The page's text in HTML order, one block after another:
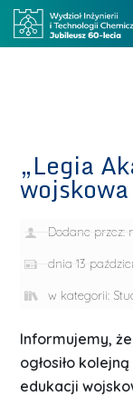
„Legia
Dodane przez:
dnia 13
w kategorii:
Informujemy,
ogłosiło
edukacji